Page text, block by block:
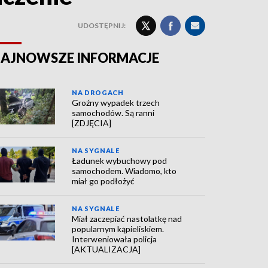
UDOSTĘPNIJ:
INFORMACJE
NA DROGACH
Groźny wypadek trzech
samochodów. Są ranni
[ZDJĘCIA]
NA SYGNALE
Ładunek wybuchowy pod
samochodem. Wiadomo, kto
miał go podłożyć
NA SYGNALE
Miał zaczepiać nastolatkę nad
popularnym kąpieliskiem.
Interweniowała policja
[AKTUALIZACJA]